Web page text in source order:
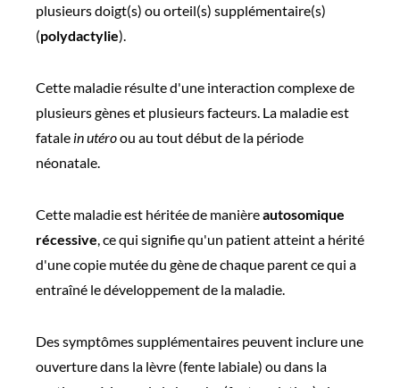
plusieurs doigt(s) ou orteil(s) supplémentaire(s)
(polydactylie).
Cette maladie résulte d'une interaction complexe de
plusieurs gènes et plusieurs facteurs. La maladie est
fatale in utéroou au tout début de la période
néonatale.
Cette maladie est héritée de manièreautosomique
récessive, ce qui signifie qu'un patient atteint a hérité
d'une copie mutée du gène de chaque parent ce qui a
entraîné le développement de la maladie.
Des symptômes supplémentaires peuvent inclure une
ouverture dans la lèvre (fente labiale) ou dans la